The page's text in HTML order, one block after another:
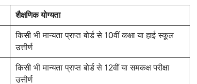
शैक्षणिक योग्यता
किसी भी मान्यता प्राप्त बोर्ड से 10वीं कक्षा या हाई स्कूल
उत्तीर्ण
किसी भी मान्यता प्राप्त बोर्ड से 12वीं या समकक्ष परीक्षा
उत्तीर्ण